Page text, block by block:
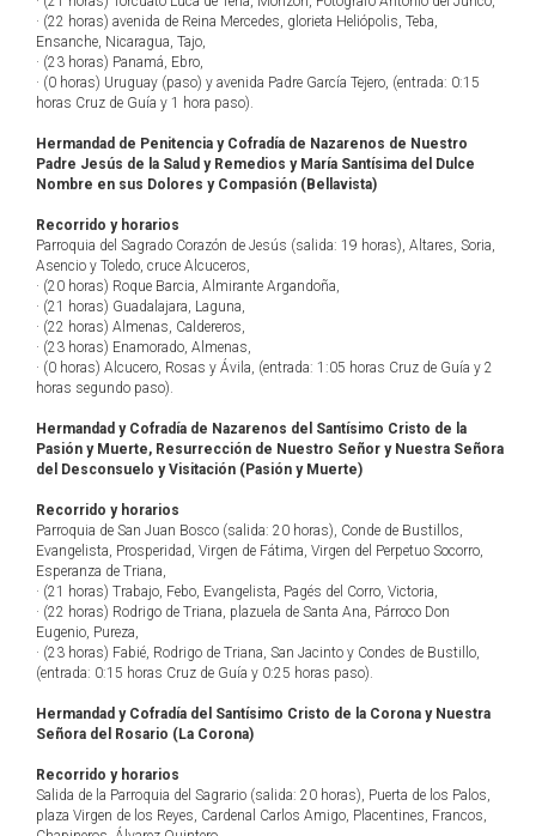
· (22 horas) avenida de Reina Mercedes, glorieta Heliópolis, Teba,
Ensanche, Nicaragua, Tajo,
· (23 horas) Panamá, Ebro,
· (0 horas) Uruguay (paso) y avenida Padre García Tejero, (entrada: 0:15
horas Cruz de Guía y 1 hora paso).
Hermandad de Penitencia y Cofradía de Nazarenos de Nuestro
Padre Jesús de la Salud y Remedios y María Santísima del Dulce
Nombre en sus Dolores y Compasión (Bellavista)
Recorrido y horarios
Parroquia del Sagrado Corazón de Jesús (salida: 19 horas), Altares, Soria,
Asencio y Toledo, cruce Alcuceros,
· (20 horas) Roque Barcia, Almirante Argandoña,
· (21 horas) Guadalajara, Laguna,
· (22 horas) Almenas, Caldereros,
· (23 horas) Enamorado, Almenas,
· (0 horas) Alcucero, Rosas y Ávila, (entrada: 1:05 horas Cruz de Guía y 2
horas segundo paso).
Hermandad y Cofradía de Nazarenos del Santísimo Cristo de la
Pasión y Muerte, Resurrección de Nuestro Señor y Nuestra Señora
del Desconsuelo y Visitación (Pasión y Muerte)
Recorrido y horarios
Parroquia de San Juan Bosco (salida: 20 horas), Conde de Bustillos,
Evangelista, Prosperidad, Virgen de Fátima, Virgen del Perpetuo Socorro,
Esperanza de Triana,
· (21 horas) Trabajo, Febo, Evangelista, Pagés del Corro, Victoria,
· (22 horas) Rodrigo de Triana, plazuela de Santa Ana, Párroco Don
Eugenio, Pureza,
· (23 horas) Fabié, Rodrigo de Triana, San Jacinto y Condes de Bustillo,
(entrada: 0:15 horas Cruz de Guía y 0:25 horas paso).
Hermandad y Cofradía del Santísimo Cristo de la Corona y Nuestra
Señora del Rosario (La Corona)
Recorrido y horarios
Salida de la Parroquia del Sagrario (salida: 20 horas), Puerta de los Palos,
plaza Virgen de los Reyes, Cardenal Carlos Amigo, Placentines, Francos,